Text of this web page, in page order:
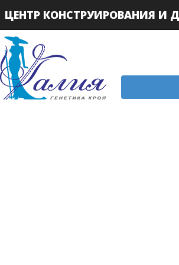
ЦЕНТР КОНСТРУИРОВАНИЯ